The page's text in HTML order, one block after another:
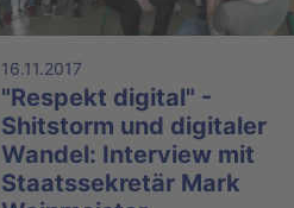
16.11.2017
"Respekt digital" -
Shitstorm und digitaler
Wandel: Interview mit
Staatssekretär Mark